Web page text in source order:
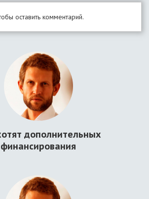
оставить комментарий.
дополнительных